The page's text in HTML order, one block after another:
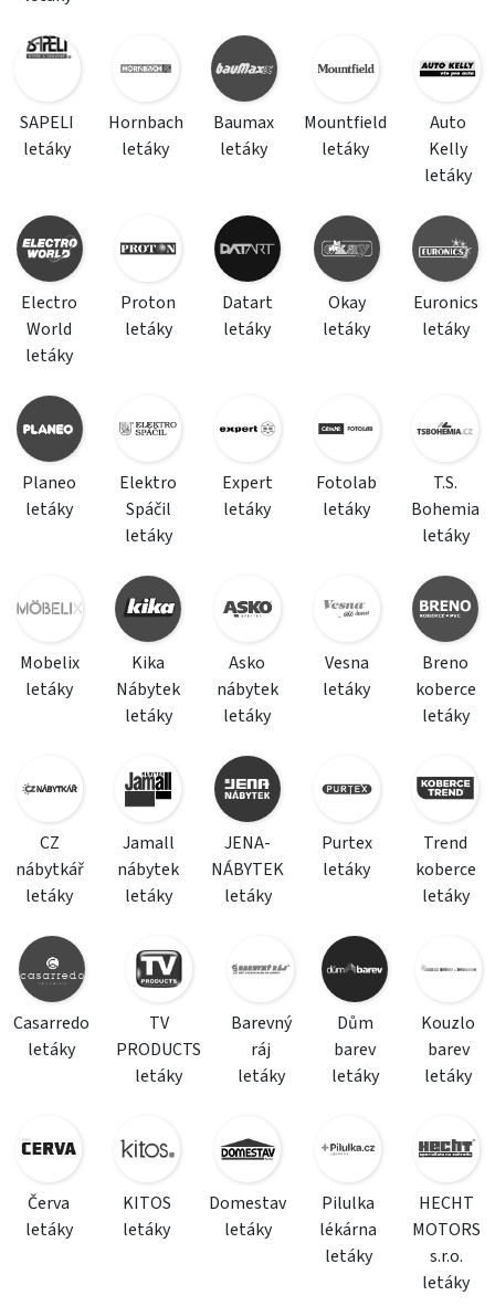
SAPELI
letáky
Hornbach
letáky
Baumax
letáky
Mountfield
letáky
Auto
Kelly
letáky
Electro
World
letáky
Proton
letáky
Datart
letáky
Okay
letáky
Euronics
letáky
Planeo
letáky
Elektro
Spáčil
letáky
Expert
letáky
Fotolab
letáky
T.S.
Bohemia
letáky
Mobelix
letáky
Kika
Nábytek
letáky
Asko
nábytek
letáky
Vesna
letáky
Breno
koberce
letáky
CZ
nábytkář
letáky
Jamall
nábytek
letáky
JENA-
NÁBYTEK
letáky
Purtex
letáky
Trend
koberce
letáky
Casarredo
letáky
TV
PRODUCTS
letáky
Barevný
ráj
letáky
Dům
barev
letáky
Kouzlo
barev
letáky
Červa
letáky
KITOS
letáky
Domestav
letáky
Pilulka
lékárna
letáky
HECHT
MOTORS
s.r.o.
letáky